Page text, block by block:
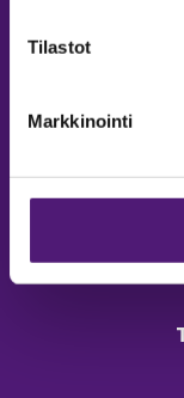
Tilastot
Markkinointi